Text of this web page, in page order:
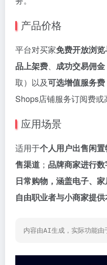
产品价格
平台对买家免费开放浏
品上架费、 成功交易佣金
取）以及可选增值服务费
Shops店铺服务订阅费或
应用场景
适用于个人用户出售闲
售渠道 ； 品牌商家进行
日常购物，涵盖电子、
自由职业者与小商家提
内容由AI生成，实际功能由